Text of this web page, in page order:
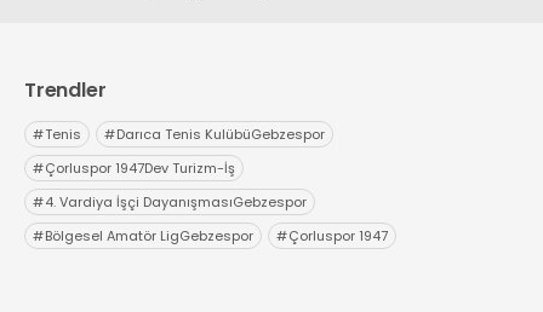
Trendler
#Tenis #Darıca Tenis KulübüGebzespor
#Çorluspor 1947Dev Turizm-İş
#4. Vardiya İşçi DayanışmasıGebzespor
#Bölgesel Amatör LigGebzespor #Çorluspor 1947